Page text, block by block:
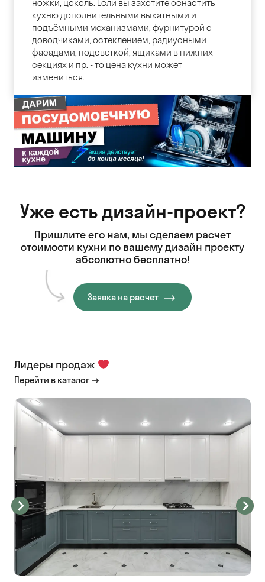
ножки, цоколь. Если вы захотите оснастить
кухню дополнительными выкатными и
подъёмными механизмами, фурнитурой с
доводчиками, остеклением, радиусными
фасадами, подсветкой, ящиками в нижних
секциях и пр. - то цена кухни может
измениться.
Уже есть дизайн-проект?
Пришлите его нам, мы сделаем расчет
стоимости кухни по вашему дизайн проекту
абсолютно бесплатно!
Заявка на расчет
Лидеры продаж
Перейти в каталог